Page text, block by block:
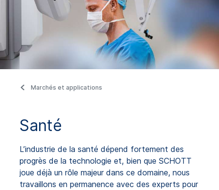
Marchés et applications
Santé
L’industrie de la santé dépend fortement des
progrès de la technologie et, bien que SCHOTT
joue déjà un rôle majeur dans ce domaine, nous
travaillons en permanence avec des experts pour